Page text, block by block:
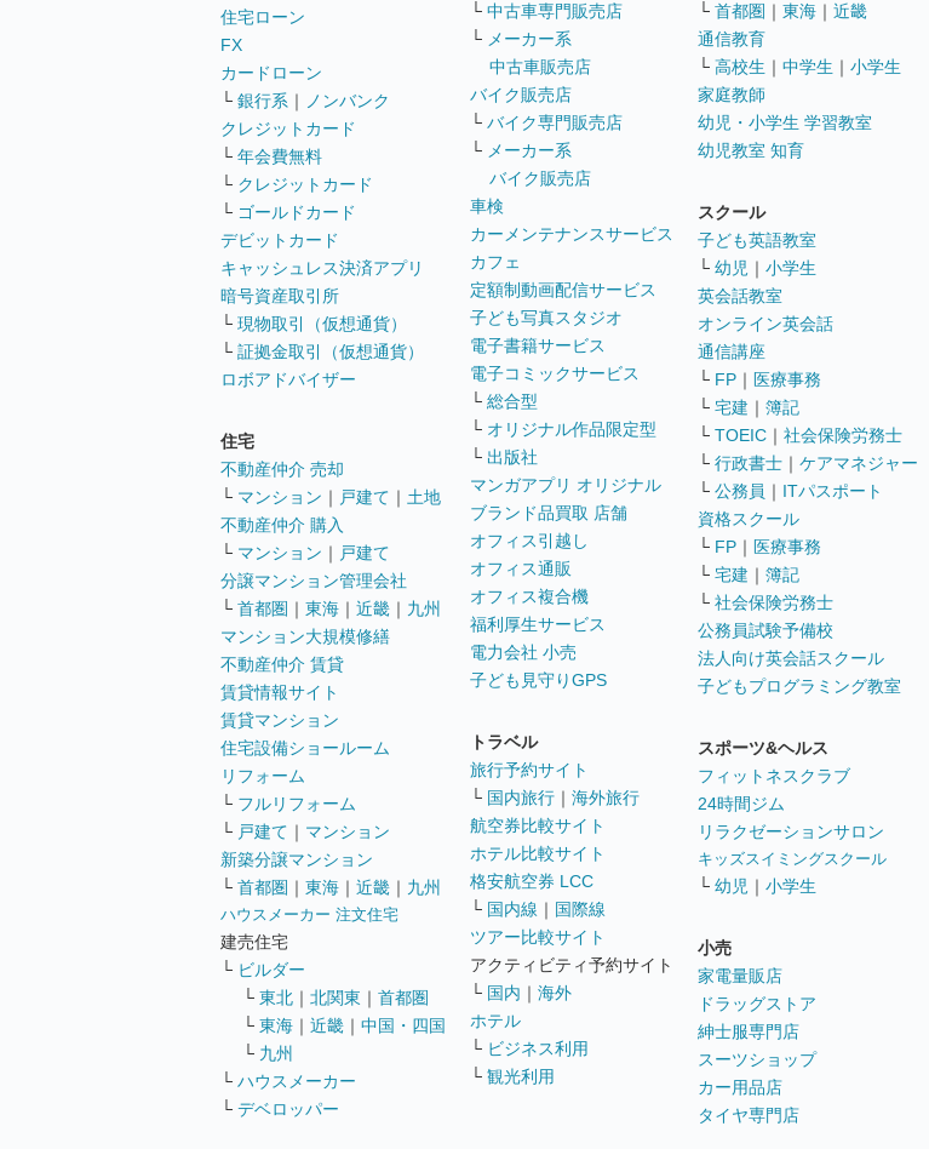
住宅ローン
FX
カードローン
└ 銀行系 ｜
ノンバンク
クレジットカード
└ 年会費無料
└ クレジットカード
└ ゴールドカード
デビットカード
キャッシュレス決済アプリ
暗号資産取引所
└ 現物取引（仮想通貨）
└ 証拠金取引（仮想通貨）
ロボアドバイザー
住宅
不動産仲介 売却
└ マンション ｜ 戸建て ｜ 土地
不動産仲介 購入
└ マンション ｜ 戸建て
分譲マンション管理会社
└ 首都圏 ｜ 東海 ｜ 近畿 ｜ 九州
マンション大規模修繕
不動産仲介 賃貸
賃貸情報サイト
賃貸マンション
住宅設備ショールーム
リフォーム
└ フルリフォーム
└ 戸建て ｜ マンション
新築分譲マンション
└ 首都圏 ｜ 東海 ｜ 近畿 ｜ 九州
ハウスメーカー 注文住宅
建売住宅
└ ビルダー
└ 東北 ｜ 北関東 ｜ 首都圏
└ 東海 ｜ 近畿 ｜ 中国・四国
└ 九州
└ ハウスメーカー
└ デベロッパー
└ 中古車専門販売店
└ メーカー系
中古車販売店
バイク販売店
└ バイク専門販売店
└ メーカー系
バイク販売店
車検
カーメンテナンスサービス
カフェ
定額制動画配信サービス
子ども写真スタジオ
電子書籍サービス
電子コミックサービス
└ 総合型
└ オリジナル作品限定型
└ 出版社
マンガアプリ オリジナル
ブランド品買取 店舗
オフィス引越し
オフィス通販
オフィス複合機
福利厚生サービス
電力会社 小売
子ども見守りGPS
トラベル
旅行予約サイト
└ 国内旅行 ｜ 海外旅行
航空券比較サイト
ホテル比較サイト
格安航空券 LCC
└ 国内線 ｜ 国際線
ツアー比較サイト
アクティビティ予約サイト
└ 国内 ｜ 海外
ホテル
└ ビジネス利用
└ 観光利用
└ 首都圏 ｜ 東海 ｜ 近畿
通信教育
└ 高校生 ｜ 中学生 ｜ 小学生
家庭教師
幼児・小学生 学習教室
幼児教室 知育
スクール
子ども英語教室
└ 幼児 ｜ 小学生
英会話教室
オンライン英会話
通信講座
└ FP ｜ 医療事務
└ 宅建 ｜ 簿記
└ TOEIC ｜ 社会保険労務士
└ 行政書士 ｜ ケアマネジャー
└ 公務員 ｜ ITパスポート
資格スクール
└ FP ｜ 医療事務
└ 宅建 ｜ 簿記
└ 社会保険労務士
公務員試験予備校
法人向け英会話スクール
子どもプログラミング教室
スポーツ&ヘルス
フィットネスクラブ
24時間ジム
リラクゼーションサロン
キッズスイミングスクール
└ 幼児 ｜ 小学生
小売
家電量販店
ドラッグストア
紳士服専門店
スーツショップ
カー用品店
タイヤ専門店